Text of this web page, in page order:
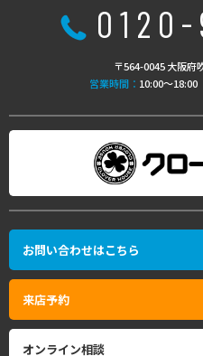
〒564-0045 大阪府
営業時間： 10:00〜18:00
お問い合わせはこちら
来店予約
オンライン相談